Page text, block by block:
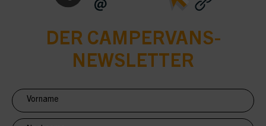
DER CAMPERVANS-
NEWSLETTER
Newsletter
Anmeldung
CV